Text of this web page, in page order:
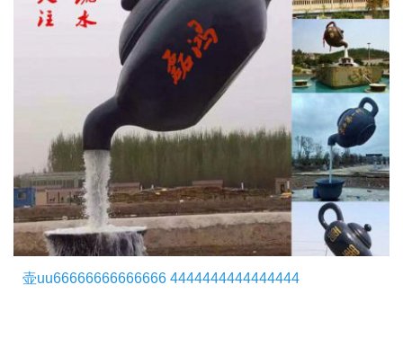
壶uu66666666666666 4444444444444444